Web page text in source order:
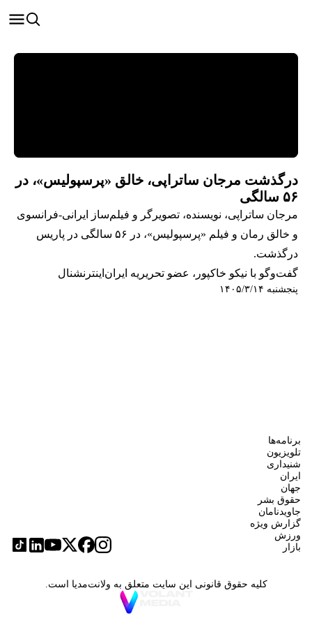
درگذشت مرجان ساتراپی، خالق «پرسپولیس»، در
۵۶ سالگی
مرجان ساتراپی، نویسنده، تصویرگر و فیلم‌ساز ایرانی-فرانسوی
و خالق رمان و فیلم «پرسپولیس»، در ۵۶ سالگی در پاریس
درگذشت.
گفت‌وگو با نیکو خاکپور، عضو تحریریه ایران‌اینترنشنال
پنجشنبه ۱۴۰۵/۳/۱۴
برنامه‌ها
تلویزیون
شنیداری
ایران
جهان
حقوق بشر
جاویدنامان
گزارش ویژه
ورزش
بازار
کلیه حقوق قانونی این سایت متعلق به ولانت‌مدیا است.